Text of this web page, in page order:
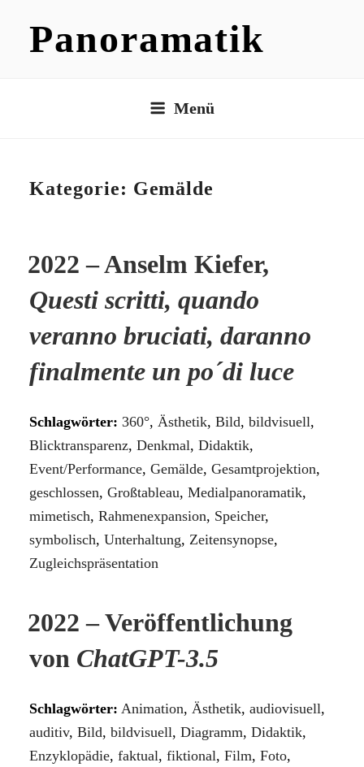
Panoramatik
Menü
Kategorie: Gemälde
2022 – Anselm Kiefer,
Questi scritti, quando
veranno bruciati, daranno
finalmente un po´di luce
Schlagwörter: 360°, Ästhetik, Bild, bildvisuell,
Blicktransparenz, Denkmal, Didaktik,
Event/Performance, Gemälde, Gesamtprojektion,
geschlossen, Großtableau, Medialpanoramatik,
mimetisch, Rahmenexpansion, Speicher,
symbolisch, Unterhaltung, Zeitensynopse,
Zugleichspräsentation
2022 – Veröffentlichung
von ChatGPT-3.5
Schlagwörter: Animation, Ästhetik, audiovisuell,
auditiv, Bild, bildvisuell, Diagramm, Didaktik,
Enzyklopädie, faktual, fiktional, Film, Foto,